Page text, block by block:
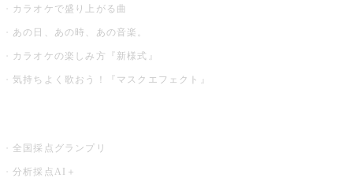
カラオケで盛り上がる曲
あの日、あの時、あの音楽。
カラオケの楽しみ方『新様式』
気持ちよく歌おう！『マスクエフェクト』
全国採点グランプリ
分析採点AI＋